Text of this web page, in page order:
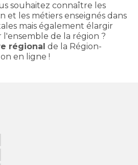
souhaitez connaître les
et les métiers enseignés dans
mais également élargir
de la région ?
régional de la Région-
en ligne !